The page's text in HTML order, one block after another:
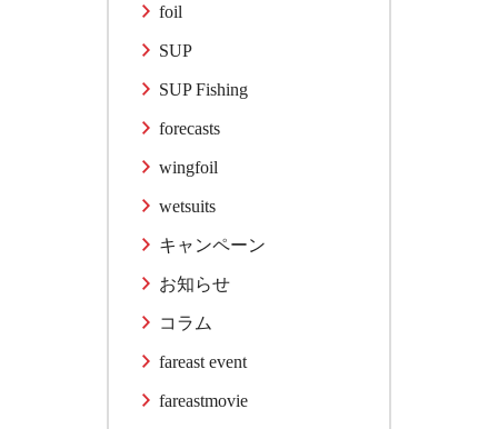
foil
SUP
SUP Fishing
forecasts
wingfoil
wetsuits
キャンペーン
お知らせ
コラム
fareast event
fareastmovie